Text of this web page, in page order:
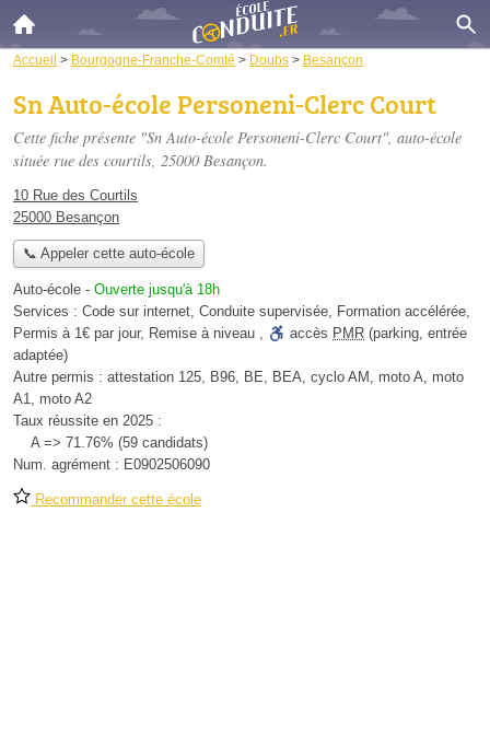
Accueil > Bourgogne-Franche-Comté > Doubs > Besançon
Sn Auto-école Personeni-Clerc Court
Cette fiche présente "Sn Auto-école Personeni-Clerc Court", auto-école
située rue des courtils, 25000 Besançon.
10 Rue des Courtils
25000 Besançon
📞 Appeler cette auto-école
Auto-école - Ouverte jusqu'à 18h
Services : Code sur internet, Conduite supervisée, Formation accélérée,
Permis à 1€ par jour, Remise à niveau , accès PMR (parking, entrée
adaptée)
Autre permis : attestation 125, B96, BE, BEA, cyclo AM, moto A, moto
A1, moto A2
Taux réussite en 2025 :
A => 71.76% (59 candidats)
Num. agrément : E0902506090
Recommander cette école